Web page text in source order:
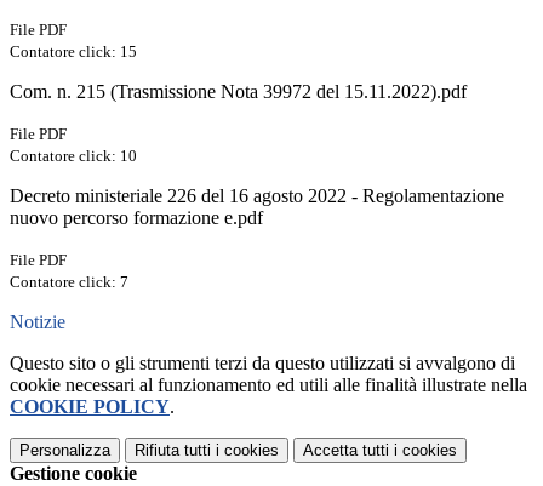
File PDF
Contatore click: 15
Com. n. 215 (Trasmissione Nota 39972 del 15.11.2022).pdf
File PDF
Contatore click: 10
Decreto ministeriale 226 del 16 agosto 2022 - Regolamentazione
nuovo percorso formazione e.pdf
File PDF
Contatore click: 7
Notizie
Questo sito o gli strumenti terzi da questo utilizzati si avvalgono di
cookie necessari al funzionamento ed utili alle finalità illustrate nella
COOKIE POLICY.
Personalizza Rifiuta tutti i cookies Accetta tutti i cookies
Gestione cookie